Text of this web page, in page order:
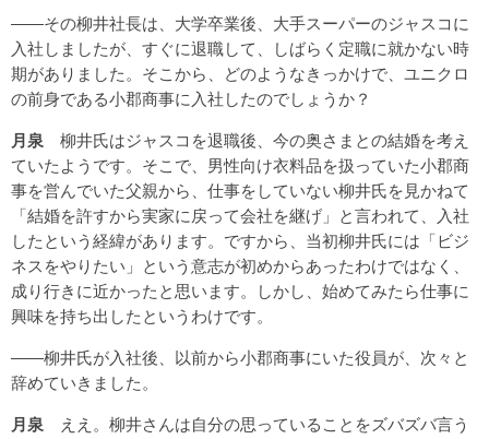
――その柳井社長は、大学卒業後、大手スーパーのジャスコに
入社しましたが、すぐに退職して、しばらく定職に就かない時
期がありました。そこから、どのようなきっかけで、ユニクロ
の前身である小郡商事に入社したのでしょうか？
月泉 柳井氏はジャスコを退職後、今の奥さまとの結婚を考え
ていたようです。そこで、男性向け衣料品を扱っていた小郡商
事を営んでいた父親から、仕事をしていない柳井氏を見かねて
「結婚を許すから実家に戻って会社を継げ」と言われて、入社
したという経緯があります。ですから、当初柳井氏には「ビジ
ネスをやりたい」という意志が初めからあったわけではなく、
成り行きに近かったと思います。しかし、始めてみたら仕事に
興味を持ち出したというわけです。
――柳井氏が入社後、以前から小郡商事にいた役員が、次々と
辞めていきました。
月泉 ええ。柳井さんは自分の思っていることをズバズバ言う